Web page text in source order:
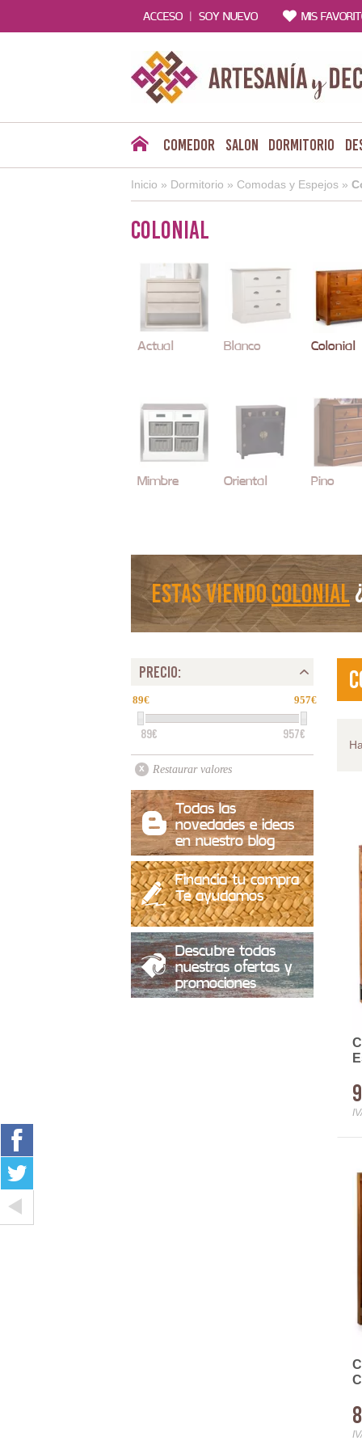
ACCESO | SOY NUEVO MIS
Comedor Salon Dormitorio
Inicio » Dormitorio » Comodas y Espejos »
Colonial
Actual Blanco Colonial
Mimbre Oriental Pino
estas viendoColonial
PRECIO:
89 957
89€ 957€
Restaurar valores
Todas las
novedades e ideas
en nuestro blog
Financia tu compra
Te ayudamos
Descubre todas
nuestras ofertas y
promociones